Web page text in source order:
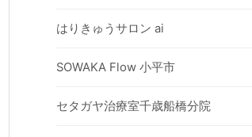
はりきゅうサロン ai
SOWAKA Flow 小平市
セタガヤ治療室千歳船橋分院